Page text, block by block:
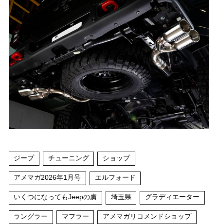
ジープ チューニング ショップ
アメマガ2026年1月号 エルフォード
いくつになってもJeepの虜 埼玉県 グラディエーター
ラングラー マフラー アメマガリコメンドショップ